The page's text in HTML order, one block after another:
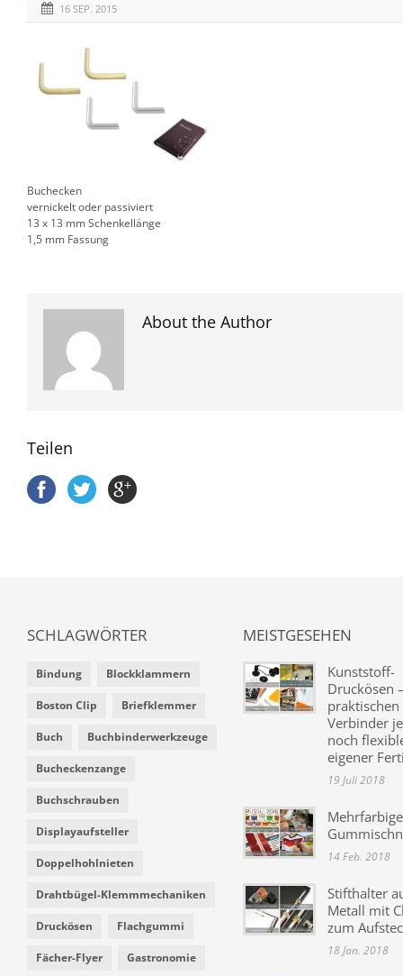
16 SEP. 2015
Buchecken
vernickelt oder passiviert
13 x 13 mm Schenkellänge
1,5 mm Fassung
About the Author
Teilen
SCHLAGWÖRTER
Bindung Blockklammern
Boston Clip Briefklemmer
Buch Buchbinderwerkzeuge
Bucheckenzange
Buchschrauben
Displayaufsteller
Doppelhohlnieten
Drahtbügel-Klemmmechaniken
Druckösen Flachgummi
Fächer-Flyer Gastronomie
MEISTGESEHEN
Kunststoff-
Druckösen
praktischen
Verbinder
noch
eigener
19 Juli 2018
Mehrfarbige
14 Feb. 2018
Stifthalter
Metall mit
zum
18 Jan. 2018